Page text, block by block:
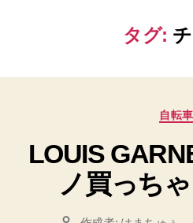
ゅ
ー
タグ:
カ
ゴ
リ
ー
自転車
LOUIS
ノ買っちゃ